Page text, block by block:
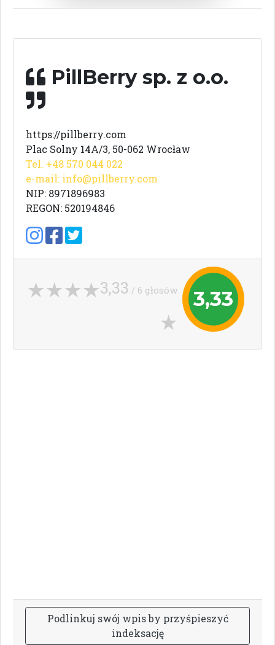
PillBerry sp. z o.o.
https://pillberry.com
Plac Solny 14A/3, 50-062 Wrocław
Tel. +48 570 044 022
e-mail: info@pillberry.com
NIP: 8971896983
REGON: 520194846
3,33
3,33 / 6 głosów
Podlinkuj swój wpisby przyśpieszyć
indeksację